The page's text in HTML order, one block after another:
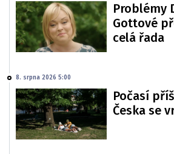
Problémy
Gottové
celá řada
8. srpna 2026 5:00
Počasí
Česka se